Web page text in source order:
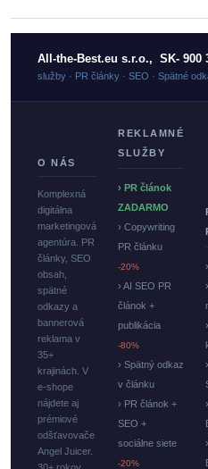
All-the-Best.eu s.r.o., SK- 900
služby · PR články · SEO · Spätné
O NÁS
Komplexná
digitálna
marketingová
agentúra. PR
články, SEO
obsah,
spätné
odkazy a
bannerová
reklama v
35+
krajinách. V
e-shope
nájdete aj
prémiové
odšťavovače
Angel Juicer.
REKLAMNÉ
SLUŽBY
› PR článok
ZADARMO
› Copywriting
PR článku
-20%
› AI SEO PR
článok +
publikácia
-80%
› Spätný odkaz
v článku
› PR článok +
SEO +
sociálne siete
-20%